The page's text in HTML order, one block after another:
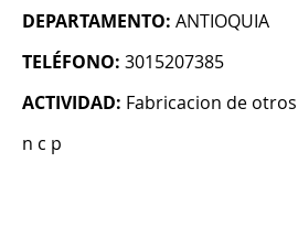
DEPARTAMENTO: ANTIOQUIA
TELÉFONO: 3015207385
ACTIVIDAD: Fabricacion de
n c p